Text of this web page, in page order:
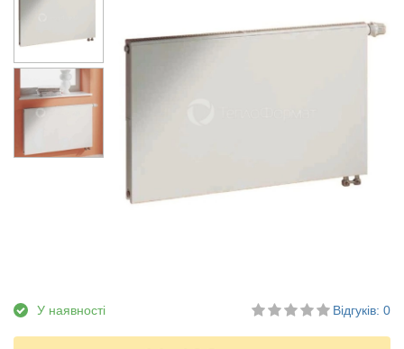
У наявності Відгуків: 0